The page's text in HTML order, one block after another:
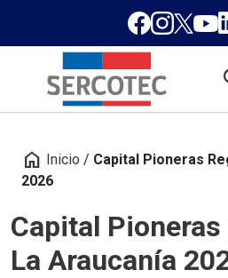
home Inicio / Capital Pioneras
2026
Capital
La Araucanía